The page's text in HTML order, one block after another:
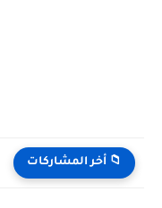
📁 أخر المشاركات